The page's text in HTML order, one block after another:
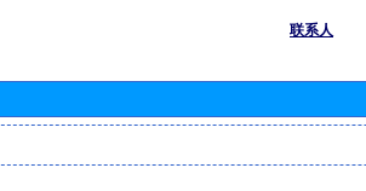
联系人